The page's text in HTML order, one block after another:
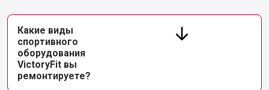
Какие виды
спортивного
оборудования
VictoryFit вы
ремонтируете?